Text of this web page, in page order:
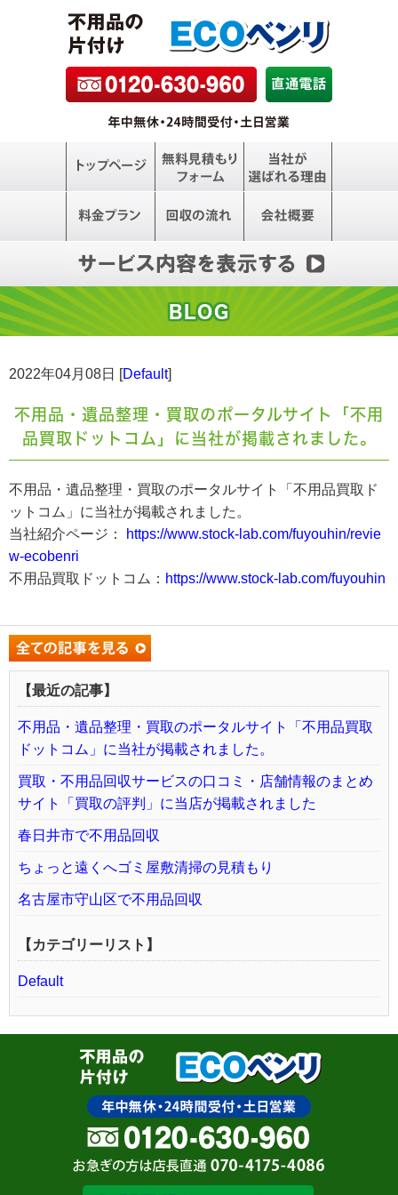
BLOG
2022年04月08日 [Default]
不用品・遺品整理・買取のポータルサイト「不用
品買取ドットコム」に当社が掲載されました。
不用品・遺品整理・買取のポータルサイト「不用品買取ド
ットコム」に当社が掲載されました。
当社紹介ページ：
https://www.stock-lab.com/fuyouhin/revie
w-ecobenri
不用品買取ドットコム： https://www.stock-lab.com/fuyouhin
【最近の記事】
不用品・遺品整理・買取のポータルサイト「不用品買取
ドットコム」に当社が掲載されました。
買取・不用品回収サービスの口コミ・店舗情報のまとめ
サイト「買取の評判」に当店が掲載されました
春日井市で不用品回収
ちょっと遠くへゴミ屋敷清掃の見積もり
名古屋市守山区で不用品回収
【カテゴリーリスト】
Default